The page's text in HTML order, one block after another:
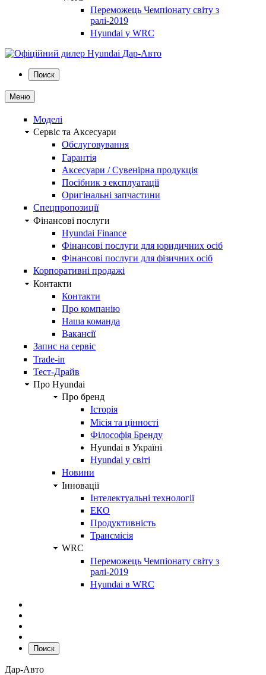
Переможець Чемпіонату світу з
ралі-2019
Hyundai у WRC
Поиск
Меню
Моделі
Сервіс та Аксесуари
Обслуговування
Гарантія
Аксесуари / Сувенірна продукція
Посібник з експлуатації
Оригінальні запчастини
Спецпропозиції
Фінансові послуги
Hyundai Finance
Фінансові послуги для юридичних осіб
Фінансові послуги для фізичних осіб
Корпоративні продажі
Контакти
Контакти
Про компанію
Наша команда
Вакансії
Запис на сервіс
Trade-in
Тест-Драйв
Про Hyundai
Про бренд
Історія
Місія та цінності
Філософія Бренду
Hyundai в Україні
Hyundai у світі
Новини
Інновації
Інтелектуальні технології
ЕКО
Продуктивність
Трансмісія
WRC
Переможець Чемпіонату світу з
ралі-2019
Hyundai в WRC
Поиск
Дар-Авто